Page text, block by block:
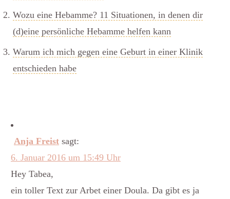
Wozu eine Hebamme? 11 Situationen, in denen dir
(d)eine persönliche Hebamme helfen kann
Warum ich mich gegen eine Geburt in einer Klinik
entschieden habe
Anja Freist sagt:
6. Januar 2016 um 15:49 Uhr
Hey Tabea,
ein toller Text zur Arbet einer Doula. Da gibt es ja